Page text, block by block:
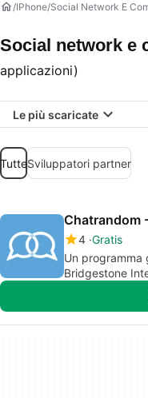
IPhone Social Network E
Social network e
applicazioni)
Le più scaricate
TutteSviluppatori partner
Chatrandom
4 Gratis
Un programma
Bridgestone